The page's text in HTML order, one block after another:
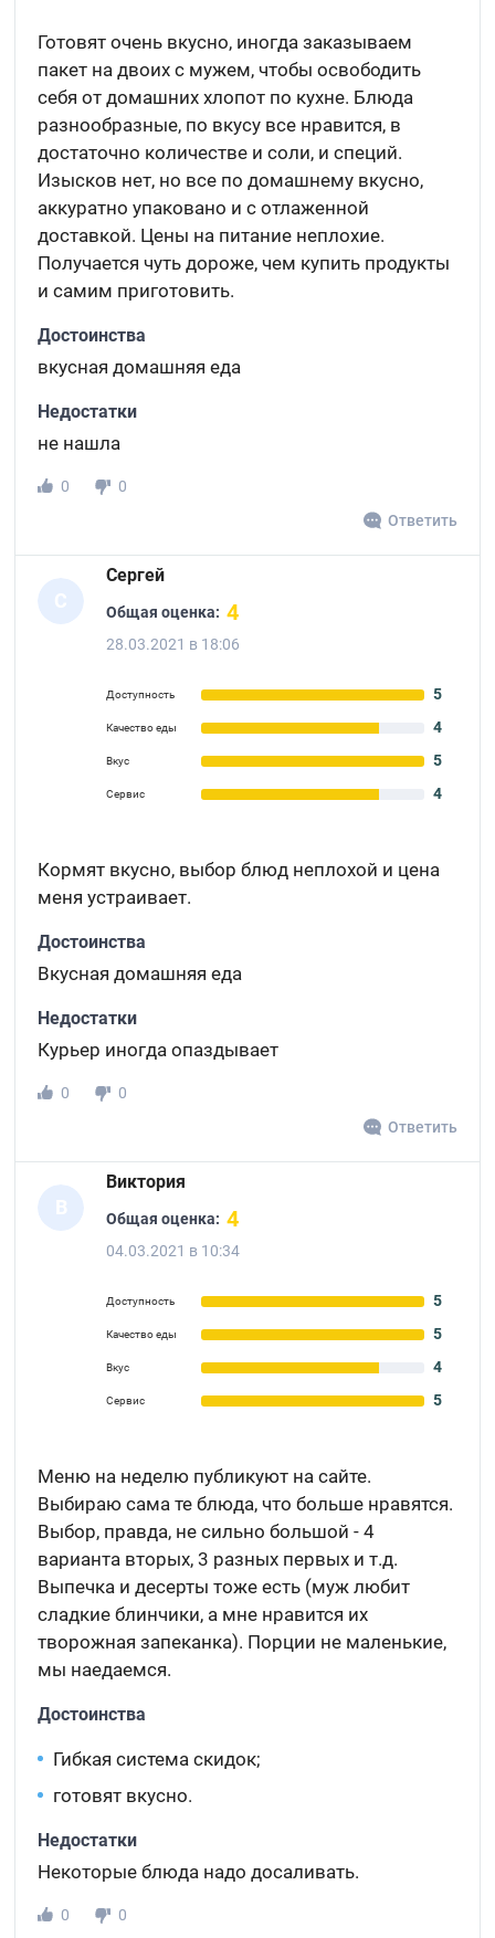
Готовят очень вкусно, иногда заказываем
пакет на двоих с мужем, чтобы освободить
себя от домашних хлопот по кухне. Блюда
разнообразные, по вкусу все нравится, в
достаточно количестве и соли, и специй.
Изысков нет, но все по домашнему вкусно,
аккуратно упаковано и с отлаженной
доставкой. Цены на питание неплохие.
Получается чуть дороже, чем купить продукты
и самим приготовить.
Достоинства
вкусная домашняя еда
Недостатки
не нашла
0
0
Ответить
С
Сергей
Общая оценка: 4
28.03.2021 в 18:06
Доступность 5
Качество еды 4
Вкус 5
Сервис 4
Кормят вкусно, выбор блюд неплохой и цена
меня устраивает.
Достоинства
Вкусная домашняя еда
Недостатки
Курьер иногда опаздывает
0
0
Ответить
В
Виктория
Общая оценка: 4
04.03.2021 в 10:34
Доступность 5
Качество еды 5
Вкус 4
Сервис 5
Меню на неделю публикуют на сайте.
Выбираю сама те блюда, что больше нравятся.
Выбор, правда, не сильно большой - 4
варианта вторых, 3 разных первых и т.д.
Выпечка и десерты тоже есть (муж любит
сладкие блинчики, а мне нравится их
творожная запеканка). Порции не маленькие,
мы наедаемся.
Достоинства
Гибкая система скидок;
готовят вкусно.
Недостатки
Некоторые блюда надо досаливать.
0 0